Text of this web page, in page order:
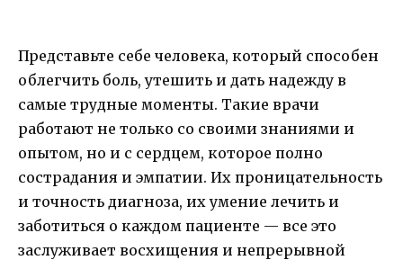
Представьте себе человека, который способен
облегчить боль, утешить и дать надежду в
самые трудные моменты. Такие врачи
работают не только со своими знаниями и
опытом, но и с сердцем, которое полно
сострадания и эмпатии. Их проницательность
и точность диагноза, их умение лечить и
заботиться о каждом пациенте — все это
заслуживает восхищения и непрерывной